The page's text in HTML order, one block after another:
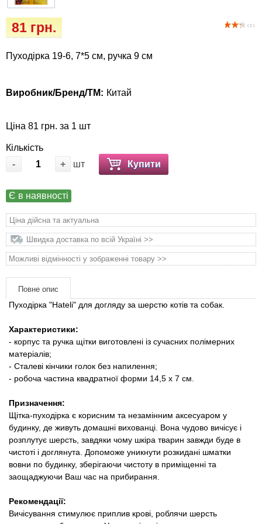
( 1 )
81 грн.
Пуходірка 19-6, 7*5 см, ручка 9 см
Виробник/Бренд/ТМ: Китай
Ціна 81 грн. за 1 шт
Кількість
-
+ шт Купити
Є в наявності
Ціна дійсна та актуальна
Швидка доставка по всій Україні >>
Можливі відмінності у зображенні товару >>
Повне опис
Пуходірка "Hateli" для догляду за шерстю котів та собак.
Характеристики:
- корпус та ручка щітки виготовлені із сучасних полімерних
матеріалів;
- Сталеві кінчики голок без напилення;
- робоча частина квадратної форми 14,5 х 7 см.
Призначення:
Щітка-пуходірка є корисним та незамінним аксесуаром у
будинку, де живуть домашні вихованці. Вона чудово вичісує і
розплутує шерсть, завдяки чому шкіра тварин завжди буде в
чистоті і доглянута. Допоможе уникнути розкидані шматки
вовни по будинку, зберігаючи чистоту в приміщенні та
заощаджуючи Ваш час на прибирання.
Рекомендації:
Вичісування стимулює приплив крові, роблячи шерсть
Ласощі та корма
Vet Diet Canine Wet - ветеринарные диеты
для собак
Лежаки, будиночки, охолоджуючи
Одяг та взуття
Перенесення, сумки, клітини
Післяопераційні засоби та витратні
Подарункові сертифікати
Товари для голубів
Товари для гризунів
Товари для коней
Товари для людей
Хозряд - господарчі товари оптом
Популярні зоотоварі
Архів / Знято з виробництва